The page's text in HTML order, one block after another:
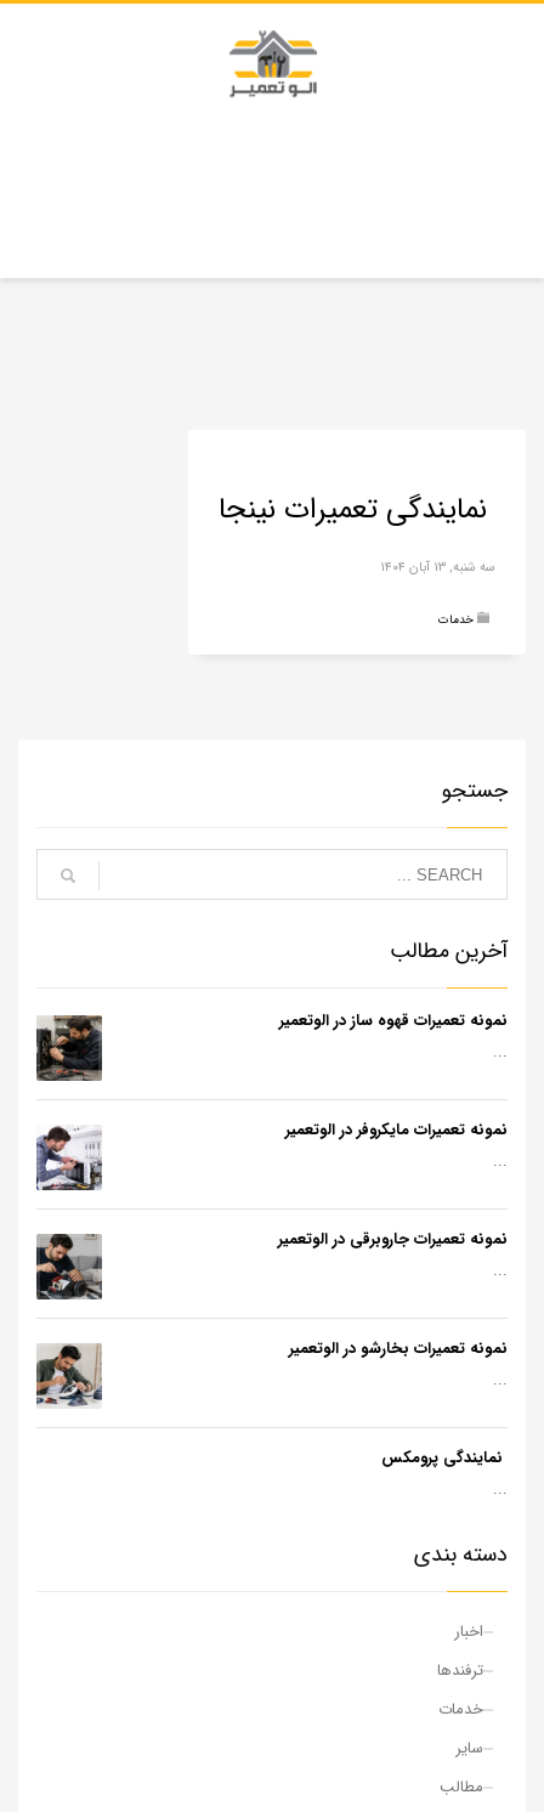
نمایندگی تعمیرات نینجا
سه شنبه, ۱۳ آبان ۱۴۰۴
خدمات
جستجو
آخرین مطالب
نمونه تعمیرات قهوه ساز در الوتعمیر
...
نمونه تعمیرات مایکروفر در الوتعمیر
...
نمونه تعمیرات جاروبرقی در الوتعمیر
...
نمونه تعمیرات بخارشو در الوتعمیر
...
نمایندگی پرومکس
...
دسته بندی
اخبار
ترفندها
خدمات
سایر
مطالب